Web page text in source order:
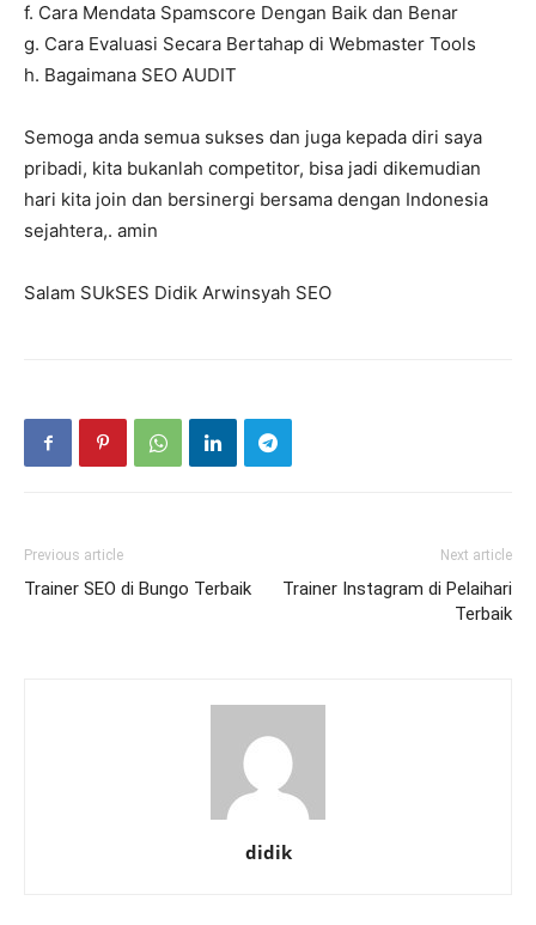
f. Cara Mendata Spamscore Dengan Baik dan Benar
g. Cara Evaluasi Secara Bertahap di Webmaster Tools
h. Bagaimana SEO AUDIT
Semoga anda semua sukses dan juga kepada diri saya
pribadi, kita bukanlah competitor, bisa jadi dikemudian
hari kita join dan bersinergi bersama dengan Indonesia
sejahtera,. amin
Salam SUkSES Didik Arwinsyah SEO
Previous article
Trainer SEO di Bungo Terbaik
Next article
Trainer Instagram di Pelaihari
Terbaik
didik